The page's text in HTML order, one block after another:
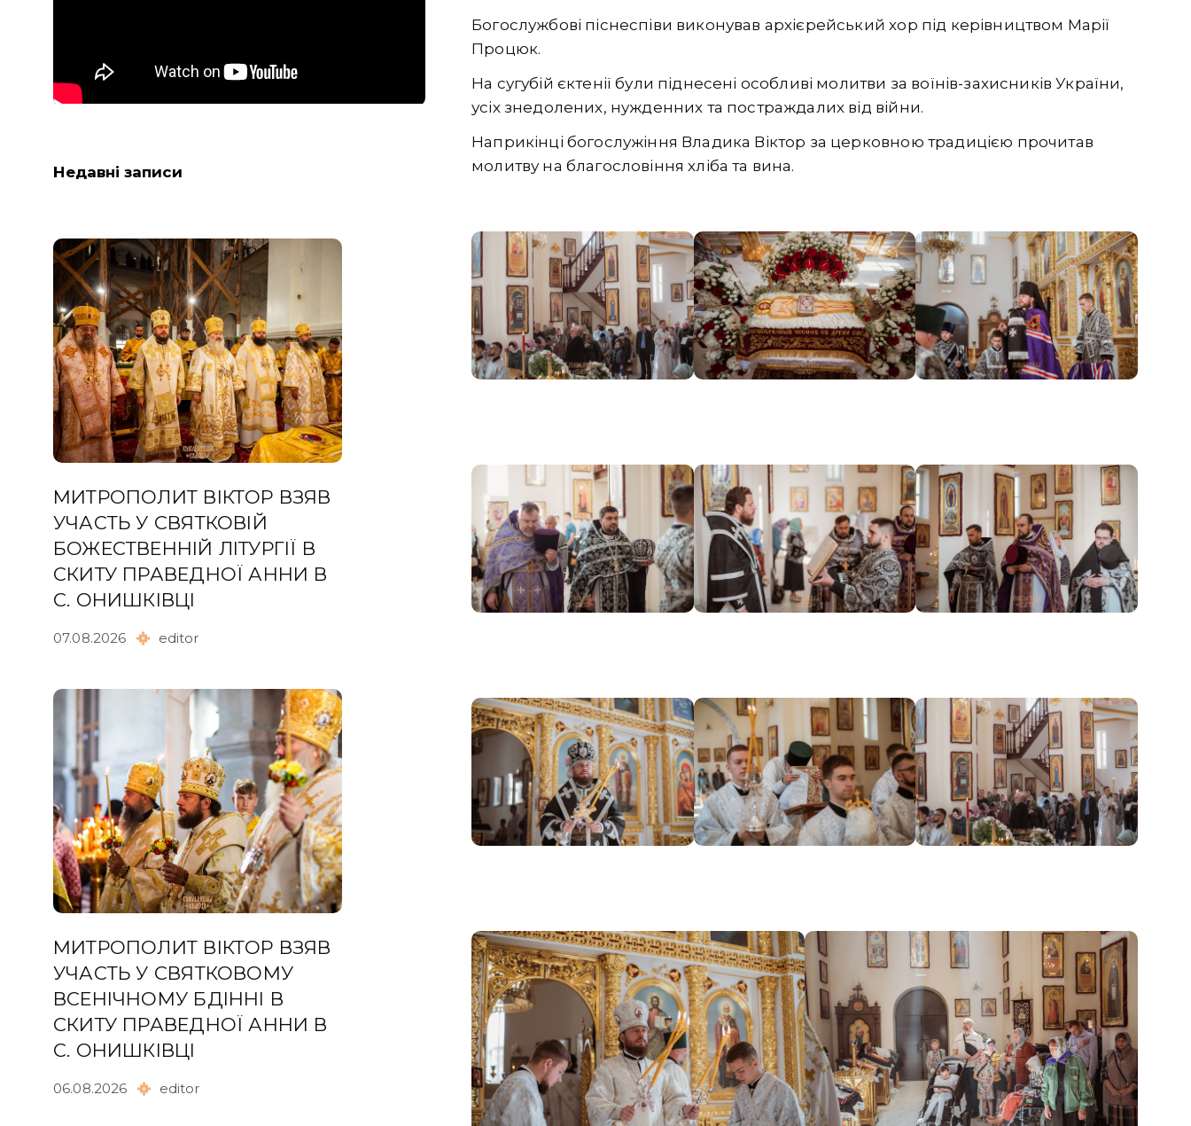
Недавні записи
МИТРОПОЛИТ ВІКТОР ВЗЯВ
УЧАСТЬ У СВЯТКОВІЙ
БОЖЕСТВЕННІЙ ЛІТУРГІЇ В
СКИТУ ПРАВЕДНОЇ АННИ В
С. ОНИШКІВЦІ
07.08.2026 editor
МИТРОПОЛИТ ВІКТОР ВЗЯВ
УЧАСТЬ У СВЯТКОВОМУ
ВСЕНІЧНОМУ БДІННІ В
СКИТУ ПРАВЕДНОЇ АННИ В
С. ОНИШКІВЦІ
06.08.2026 editor
Богослужбові піснеспіви виконував архієрейський хор під керівництвом Марії
Процюк.
На сугубій єктенії були піднесені особливі молитви за воїнів-захисників України,
усіх знедолених, нужденних та постраждалих від війни.
Наприкінці богослужіння Владика Віктор за церковною традицією прочитав
молитву на благословіння хліба та вина.